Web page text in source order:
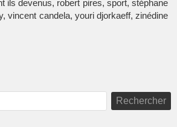
ils devenus, robert pires, sport, stéphane
vincent candela, youri djorkaeff, zinédine
Rechercher